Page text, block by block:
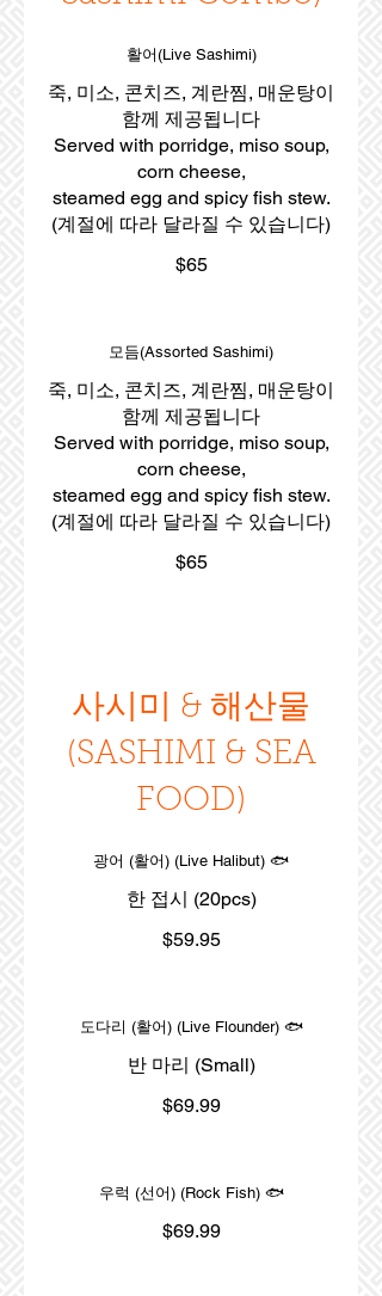
활어(Live Sashimi)
죽, 미소, 콘치즈, 계란찜, 매운탕이
함께 제공됩니다
Served with porridge, miso soup,
corn cheese,
steamed egg and spicy fish stew.
(계절에 따라 달라질 수 있습니다)
$65
모듬(Assorted Sashimi)
죽, 미소, 콘치즈, 계란찜, 매운탕이
함께 제공됩니다
Served with porridge, miso soup,
corn cheese,
steamed egg and spicy fish stew.
(계절에 따라 달라질 수 있습니다)
$65
사시미 & 해산물
(SASHIMI & SEA
FOOD)
광어 (활어) (Live Halibut) 🐟
한 접시 (20pcs)
$59.95
도다리 (활어) (Live Flounder) 🐟
반 마리 (Small)
$69.99
우럭 (선어) (Rock Fish) 🐟
$69.99